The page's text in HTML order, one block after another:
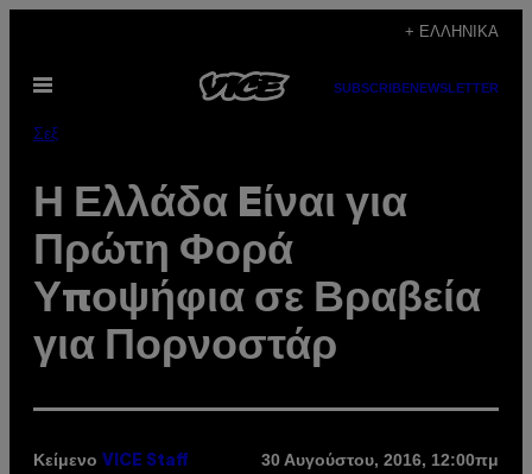
περιεχόμενο
+ ΕΛΛΗΝΙΚΆ
Ανοίξτε
SUBSCRIBENEWSLETTER
Σεξ
Η Ελλάδα Eίναι για
Πρώτη Φορά
Υποψήφια σε Βραβεία
για Πορνοστάρ
Κείμενο VICE Staff 30 Αυγούστου, 2016, 12:00πμ